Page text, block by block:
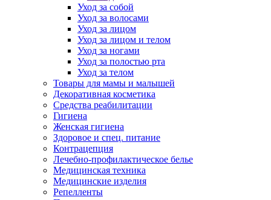
Уход за собой
Уход за волосами
Уход за лицом
Уход за лицом и телом
Уход за ногами
Уход за полостью рта
Уход за телом
Товары для мамы и малышей
Декоративная косметика
Средства реабилитации
Гигиена
Женская гигиена
Здоровое и спец. питание
Контрацепция
Лечебно-профилактическое белье
Медицинская техника
Медицинские изделия
Репелленты